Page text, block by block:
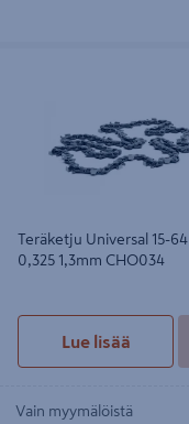
Teräketju Universal 15-64
0,325 1,3mm CHO034
Lue lisää
Vain myymälöistä